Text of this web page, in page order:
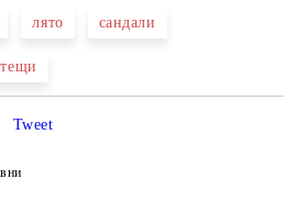
лято сандали
Tweet